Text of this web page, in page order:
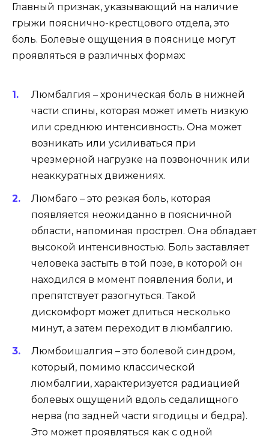
Главный признак, указывающий на наличие
грыжи пояснично-крестцового отдела, это
боль. Болевые ощущения в пояснице могут
проявляться в различных формах:
Люмбалгия – хроническая боль в нижней
части спины, которая может иметь низкую
или среднюю интенсивность. Она может
возникать или усиливаться при
чрезмерной нагрузке на позвоночник или
неаккуратных движениях.
Люмбаго – это резкая боль, которая
появляется неожиданно в поясничной
области, напоминая прострел. Она обладает
высокой интенсивностью. Боль заставляет
человека застыть в той позе, в которой он
находился в момент появления боли, и
препятствует разогнуться. Такой
дискомфорт может длиться несколько
минут, а затем переходит в люмбалгию.
Люмбоишалгия – это болевой синдром,
который, помимо классической
люмбалгии, характеризуется радиацией
болевых ощущений вдоль седалищного
нерва (по задней части ягодицы и бедра).
Это может проявляться как с одной